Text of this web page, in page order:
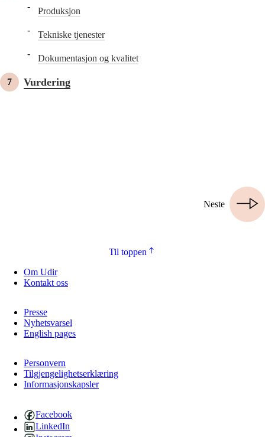
Produksjon
Tekniske tjenester
Dokumentasjon og kvalitet
Vurdering
Neste
Til toppen
Om Udir
Kontakt oss
Presse
Nyhetsvarsel
English pages
Personvern
Tilgjengelighetserklæring
Informasjonskapsler
Facebook
LinkedIn